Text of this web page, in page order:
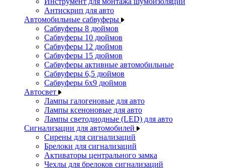
Антискрип для авто
Автомобильные сабвуферы
Сабвуферы 8 дюймов
Сабвуферы 10 дюймов
Сабвуферы 12 дюймов
Сабвуферы 15 дюймов
Сабвуферы активные автомобильные
Сабвуферы 6,5 дюймов
Сабвуферы 6x9 дюймов
Автосвет
Лампы галогеновые для авто
Лампы ксеноновые для авто
Лампы светодиодные (LED) для авто
Сигнализации для автомобилей
Сирены для сигнализаций
Брелоки для сигнализаций
Активаторы центрального замка
Чехлы для брелоков сигнализаций